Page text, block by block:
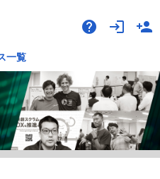
help login person_add
一覧